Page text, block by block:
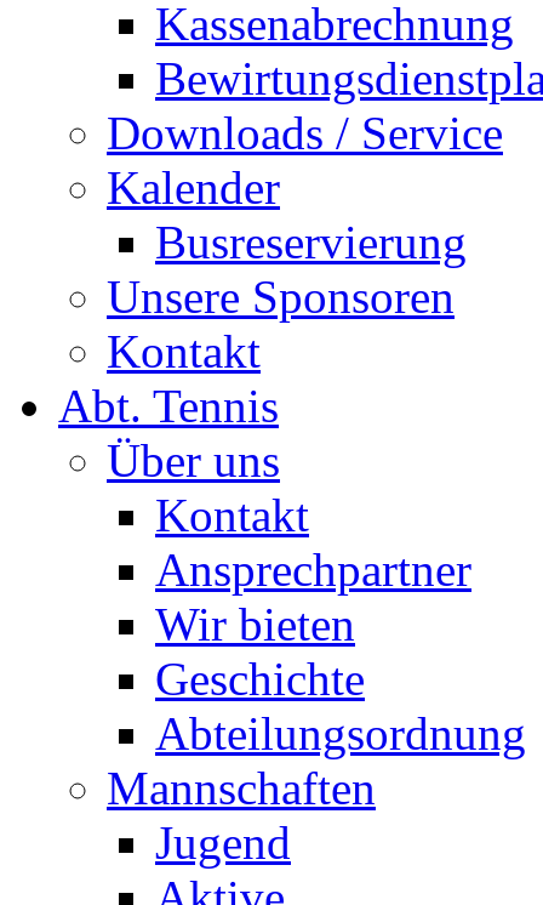
Kassenabrechnung
Downloads / Service
Kalender
Busreservierung
Unsere Sponsoren
Kontakt
Abt. Tennis
Über uns
Kontakt
Ansprechpartner
Wir bieten
Geschichte
Abteilungsordnung
Mannschaften
Jugend